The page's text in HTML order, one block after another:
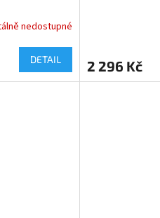
nedostupné
DETAIL 2 296 Kč